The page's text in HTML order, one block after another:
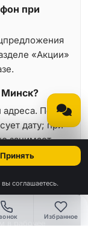
Избранное
при
«Акции»
Минск?
адреса. После
дату; при
занимает
соглашаетесь.
Принять